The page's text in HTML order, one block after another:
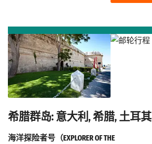
希腊群岛: 意大利, 希腊, 土耳其
海洋探险者号（EXPLORER OF THE